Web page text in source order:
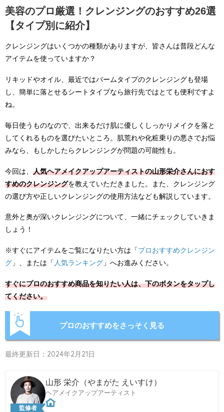
美容のプロ厳選！クレンジングのおすすめ26選
【タイプ別に紹介】
クレンジングはいくつかの種類がありますが、皆さんは普段どんな
アイテムを使っていますか？
リキッドやオイル、最近ではバームタイプのクレンジングも登場
し、簡単に落とせるシートタイプなら旅行先ではとても便利ですよ
ね。
毎日使うものなので、出来るだけ肌に優しくしっかりメイクを落と
してくれるものを選びたいところ。肌荒れや化粧乗りの悪さでお悩
みなら、もしかしたらクレンジングが問題の可能性も。
今回は、 人気ヘアメイクアップアーティストの山形栄介さんにおす
すめのクレンジングを教えていただきました。また、クレンジング
の選び方や正しいクレンジングの使用方法なども解説しています。
意外と奥が深いクレンジングについて、一緒にチェックしていきま
しょう！
※すぐにアイテムをご覧になりたい方は「プロおすすめクレンジン
グ 」、または「 人気ランキング 」へお進みください。
すぐにプロのおすすめ商品を知りたい人は、下のボタンをタップし
てください。
プロのおすすめをさっそく見る
最終更新日：2024年2月21日
監修者
山形 栄介（やまがた えいすけ）
ヘアメイクアップアーティスト